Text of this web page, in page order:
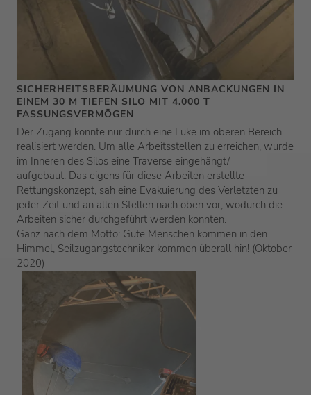
SICHERHEITSBERÄUMUNG VON ANBACKUNGEN IN
EINEM 30 M TIEFEN SILO MIT 4.000 T
FASSUNGSVERMÖGEN
Der Zugang konnte nur durch eine Luke im oberen Bereich
realisiert werden. Um alle Arbeitsstellen zu erreichen, wurde
im Inneren des Silos eine Traverse eingehängt/
aufgebaut. Das eigens für diese Arbeiten erstellte
Rettungskonzept, sah eine Evakuierung des Verletzten zu
jeder Zeit und an allen Stellen nach oben vor, wodurch die
Arbeiten sicher durchgeführt werden konnten.
Ganz nach dem Motto: Gute Menschen kommen in den
Himmel, Seilzugangstechniker kommen überall hin! (Oktober
2020)